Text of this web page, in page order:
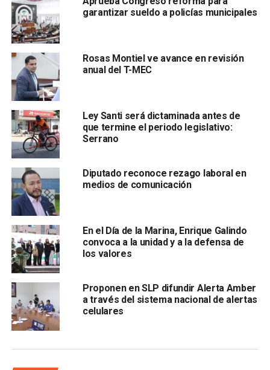
generado un nuevo acercamiento formal para
avanzar en el dictamen
“No hemos tenido ya un acercamiento después de la
última reunión.
No es porque no queramos, sino por
motivos de agenda
Jáuregui Mendoza señaló queel proyecto continúa “en
mesa de trabajo” y aseguró que una de las principales
preocupaciones es evitar que la iniciativa sea
rechazada al momento de presentarse formalmente
ante el Pleno
“Lo que no queremos es que se nos rechace.
Queremos que realmente se presente y se lleve a
cabo”, sostuvo.
La diputada indicó que el retraso también responde a la
necesidad de consultar distintas instancias y
especialistas debido a la complejidad del tema
además de las implicaciones presupuestales que tendría
tanto para los municipios como para el Gobierno del
Estado.
“La consulta sí está pendiente porque estamos
hablando de un tema delicado y que implica un gran
garantizar sueldo a policías municipales
Rosas Montiel ve avance en revisión
anual del T-MEC
Ley Santi será dictaminada antes de
que termine el periodo legislativo:
Serrano
Diputado reconoce rezago laboral en
medios de comunicación
En el Día de la Marina, Enrique Galindo
convoca a la unidad y a la defensa de
los valores
Proponen en SLP difundir Alerta Amber
a través del sistema nacional de alertas
celulares